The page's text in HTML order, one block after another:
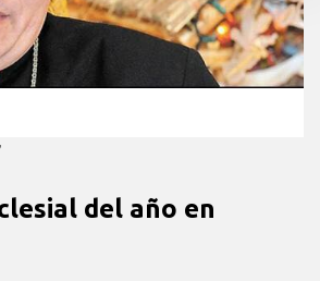
del año en